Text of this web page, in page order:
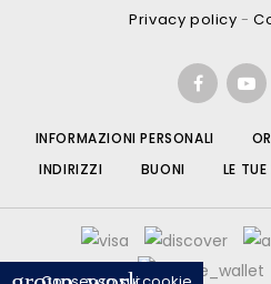
Privacy policy -
INFORMAZIONI PERSONALI
INDIRIZZI
BUONI LE